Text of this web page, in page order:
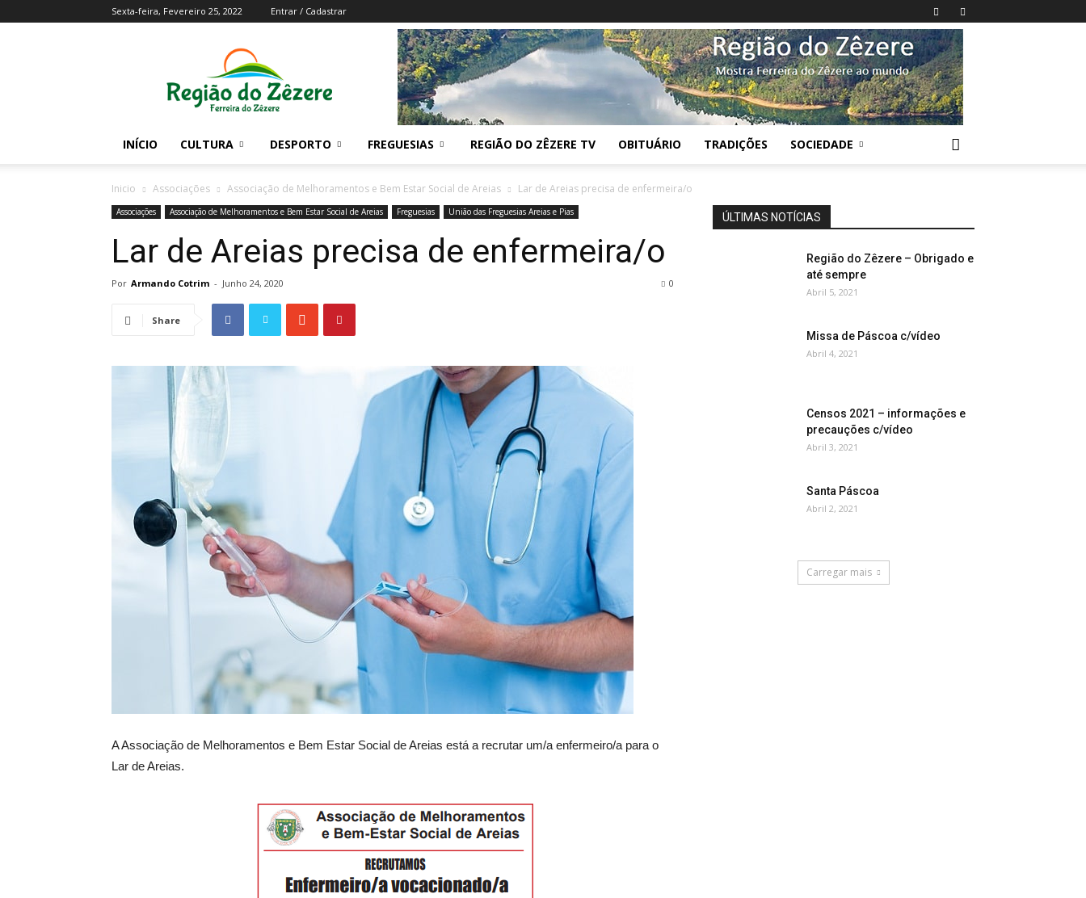
Sexta-feira, Fevereiro 25, 2022 Entrar / Cadastrar
Zezere
INÍCIO CULTURA DESPORTO FREGUESIAS REGIÃO DO ZÊZERE TV OBITUÁRIO TRADIÇÕES SOCIEDADE
Inicio Associações Associação de Melhoramentos e Bem Estar Social de Areias Lar de Areias precisa de enfermeira/o
Associações Associação de Melhoramentos e Bem Estar Social de Areias Freguesias União das Freguesias Areias e Pias
Lar de Areias precisa de enfermeira/o
Por Armando Cotrim - Junho 24, 2020 0
Share
A Associação de Melhoramentos e Bem Estar Social de Areias está a recrutar um/a enfermeiro/a para o
Lar de Areias.
ÚLTIMAS NOTÍCIAS
Região do Zêzere – Obrigado e
até sempre
Abril 5, 2021
Missa de Páscoa c/vídeo
Abril 4, 2021
Censos 2021 – informações e
precauções c/vídeo
Abril 3, 2021
Santa Páscoa
Abril 2, 2021
Carregar mais